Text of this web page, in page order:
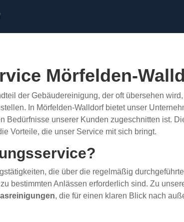
Mörfelden-
der Gebäudereinigung, der oft übersehen
In Mörfelden-Walldorf bietet unser
Bedürfnisse unserer Kunden zugeschnitten ist.
Vorteile, die unser Service mit sich bringt.
die über die regelmäßig
bestimmten Anlässen erforderlich sind. Zu
, die für einen klaren Blick nach